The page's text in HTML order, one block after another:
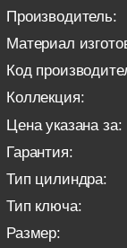
Производитель:
Материал
Код
Коллекция:
Цена указана за:
Гарантия:
Тип цилиндра:
Тип ключа:
Размер: